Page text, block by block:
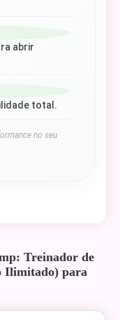
abrir
total.
no seu
Treinador de
Ilimitado) para